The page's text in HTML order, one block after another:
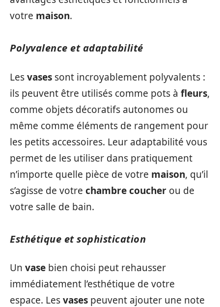
votre maison.
Polyvalence et adaptabilité
Lesvases sont incroyablement polyvalents :
ils peuvent être utilisés comme pots à fleurs,
comme objets décoratifs autonomes ou
même comme éléments de rangement pour
les petits accessoires. Leur adaptabilité vous
permet de les utiliser dans pratiquement
n’importe quelle pièce de votre maison, qu’il
s’agisse de votre chambre coucher ou de
votre salle de bain.
Esthétique et sophistication
Un vase bien choisi peut rehausser
immédiatement l’esthétique de votre
espace. Lesvases peuvent ajouter une note